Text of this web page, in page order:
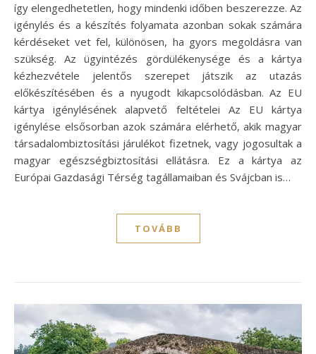
így elengedhetetlen, hogy mindenki időben beszerezze. Az
igénylés és a készítés folyamata azonban sokak számára
kérdéseket vet fel, különösen, ha gyors megoldásra van
szükség. Az ügyintézés gördülékenysége és a kártya
kézhezvétele jelentős szerepet játszik az utazás
előkészítésében és a nyugodt kikapcsolódásban. Az EU
kártya igénylésének alapvető feltételei Az EU kártya
igénylése elsősorban azok számára elérhető, akik magyar
társadalombiztosítási járulékot fizetnek, vagy jogosultak a
magyar egészségbiztosítási ellátásra. Ez a kártya az
Európai Gazdasági Térség tagállamaiban és Svájcban is…
TOVÁBB